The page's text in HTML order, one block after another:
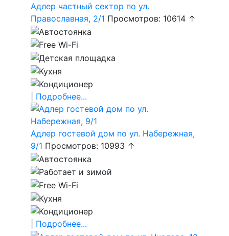
Адлер частный сектор по ул.
Православная, 2/1 Просмотров: 10614 ↑
Подробнее...
Адлер гостевой дом по ул. Набережная,
9/1 Просмотров: 10993 ↑
Подробнее...